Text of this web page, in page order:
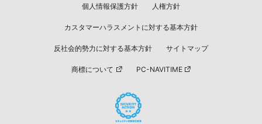
個人情報保護方針 人権方針
カスタマーハラスメントに対する基本方針
反社会的勢力に対する基本方針 サイトマップ
商標について PC-NAVITIME